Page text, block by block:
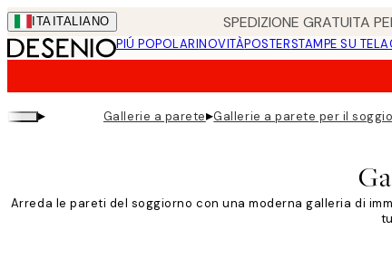
Skip
to
main
ITA ITALIANO SPEDIZIONE GRATUITA
PIÚ POPOLARINOVITÀPOSTERSTAMPE SU TELA
▸ Gallerie a parete▸Gallerie a parete per il
Arreda le pareti del soggiorno con una moderna galleria di